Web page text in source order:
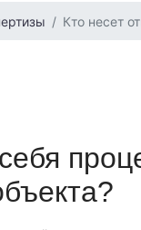
Кто несет
Психологическая
Компьютерно-